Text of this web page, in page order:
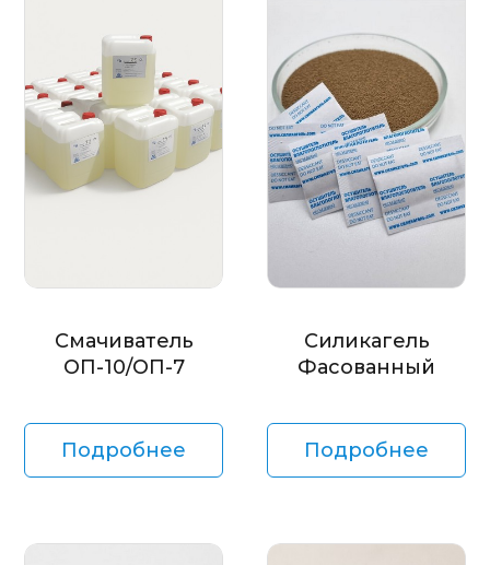
Смачиватель
ОП-10/ОП-7
Подробнее
Силикагель
Фасованный
Подробнее